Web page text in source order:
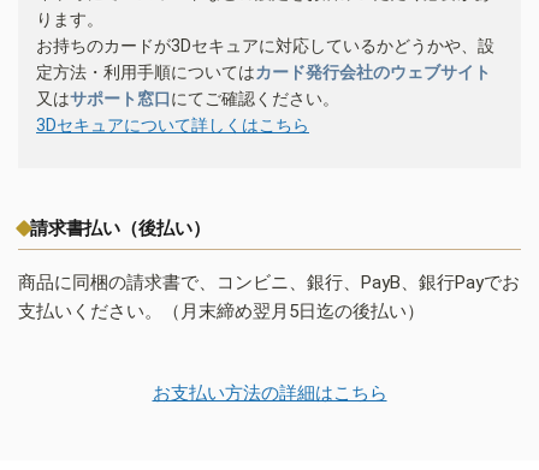
ります。
お持ちのカードが3Dセキュアに対応しているかどうかや、設
定方法・利用手順についてはカード発行会社のウェブサイト
又はサポート窓口にてご確認ください。
3Dセキュアについて詳しくはこちら
請求書払い（後払い）
商品に同梱の請求書で、コンビニ、銀行、PayB、銀行Payでお
支払いください。（月末締め翌月5日迄の後払い）
お支払い方法の詳細はこちら